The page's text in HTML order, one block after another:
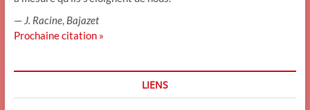
— J. Racine, Bajazet
Prochaine citation »
LIENS